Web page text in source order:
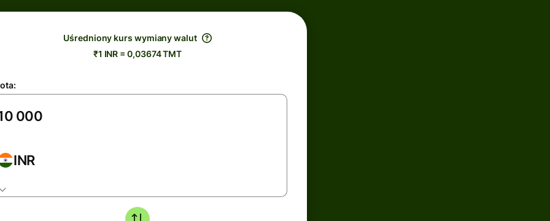
Uśredniony kurs wymiany walut
₹1 INR = 0,03674 TMT
INR